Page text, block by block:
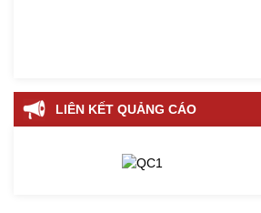
LIÊN KẾT QUẢNG CÁO